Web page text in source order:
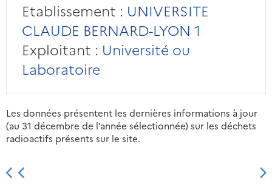
Etablissement : UNIVERSITE
CLAUDE BERNARD-LYON 1
Exploitant : Université ou
Laboratoire
Les données présentent les dernières informations à jour
(au 31 décembre de l’année sélectionnée) sur les déchets
radioactifs présents sur le site.